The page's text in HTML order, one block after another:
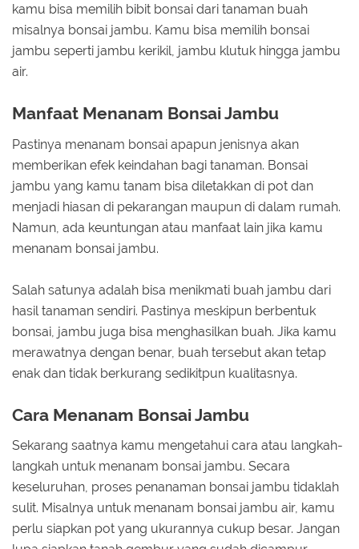
kamu bisa memilih bibit bonsai dari tanaman buah
misalnya bonsai jambu. Kamu bisa memilih bonsai
jambu seperti jambu kerikil, jambu klutuk hingga jambu
air.
Manfaat Menanam Bonsai Jambu
Pastinya menanam bonsai apapun jenisnya akan
memberikan efek keindahan bagi tanaman. Bonsai
jambu yang kamu tanam bisa diletakkan di pot dan
menjadi hiasan di pekarangan maupun di dalam rumah.
Namun, ada keuntungan atau manfaat lain jika kamu
menanam bonsai jambu.
Salah satunya adalah bisa menikmati buah jambu dari
hasil tanaman sendiri. Pastinya meskipun berbentuk
bonsai, jambu juga bisa menghasilkan buah. Jika kamu
merawatnya dengan benar, buah tersebut akan tetap
enak dan tidak berkurang sedikitpun kualitasnya.
Cara Menanam Bonsai Jambu
Sekarang saatnya kamu mengetahui cara atau langkah-
langkah untuk menanam bonsai jambu. Secara
keseluruhan, proses penanaman bonsai jambu tidaklah
sulit. Misalnya untuk menanam bonsai jambu air, kamu
perlu siapkan pot yang ukurannya cukup besar. Jangan